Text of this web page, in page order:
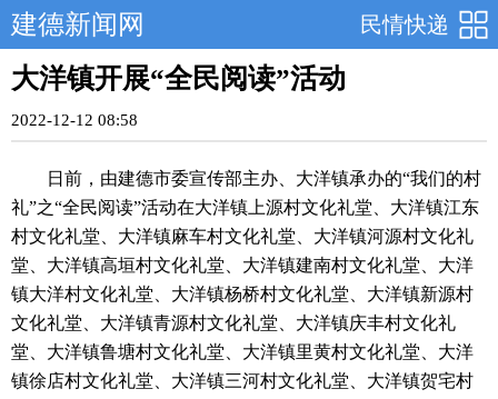
民情快递
建德新闻网
大洋镇开展“全民阅读”活动
2022-12-12 08:58
日前，由建德市委宣传部主办、大洋镇承办的“我们的村
礼”之“全民阅读”活动在大洋镇上源村文化礼堂、大洋镇江东
村文化礼堂、大洋镇麻车村文化礼堂、大洋镇河源村文化礼
堂、大洋镇高垣村文化礼堂、大洋镇建南村文化礼堂、大洋
镇大洋村文化礼堂、大洋镇杨桥村文化礼堂、大洋镇新源村
文化礼堂、大洋镇青源村文化礼堂、大洋镇庆丰村文化礼
堂、大洋镇鲁塘村文化礼堂、大洋镇里黄村文化礼堂、大洋
镇徐店村文化礼堂、大洋镇三河村文化礼堂、大洋镇贺宅村